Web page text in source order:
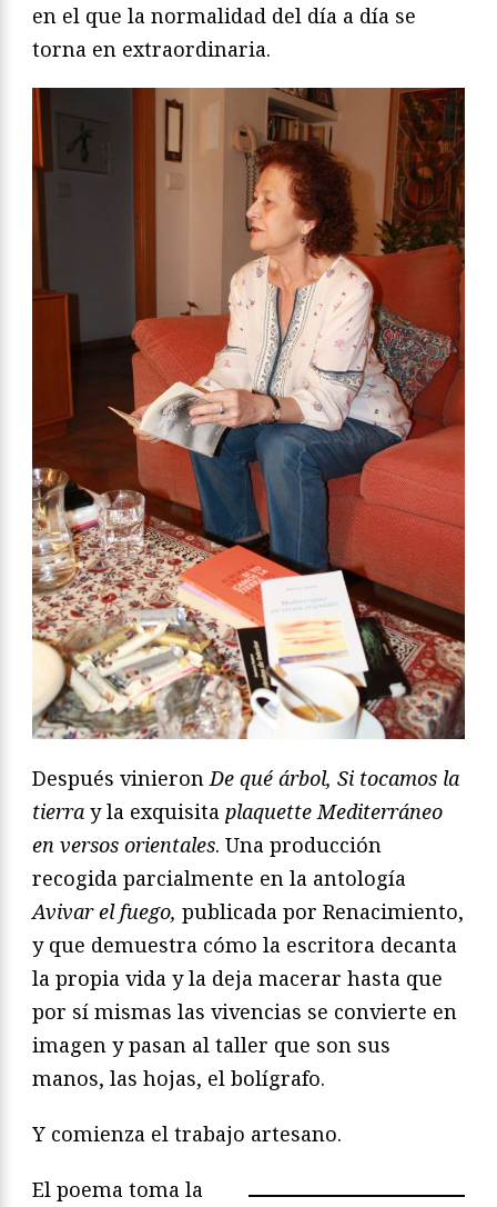
en el que la normalidad del día a día se
torna en extraordinaria.
Después vinieron De qué árbol, Si tocamos la
tierra y la exquisita plaquette Mediterráneo
en versos orientales. Una producción
recogida parcialmente en la antología
Avivar el fuego, publicada por Renacimiento,
y que demuestra cómo la escritora decanta
la propia vida y la deja macerar hasta que
por sí mismas las vivencias se convierte en
imagen y pasan al taller que son sus
manos, las hojas, el bolígrafo.
Y comienza el trabajo artesano.
El poema toma la